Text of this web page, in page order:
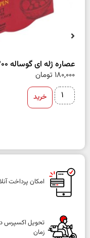
عصاره ژله ای گوساله 200 گرم
180,000 تومان
خرید
امکان پرداخت
تحویل اکسپرس
زمان